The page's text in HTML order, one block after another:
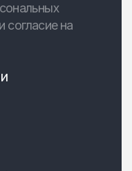
согласие на